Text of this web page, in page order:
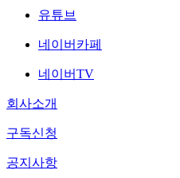
유튜브
네이버카페
네이버TV
회사소개
구독신청
공지사항